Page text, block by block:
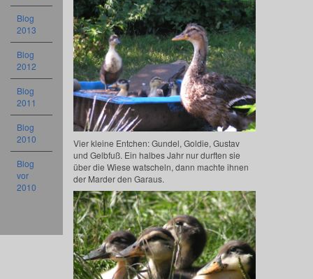
Vier kleine Entchen: Gundel, Goldie, Gustav
und Gelbfuß. Ein halbes Jahr nur durften sie
über die Wiese watscheln, dann machte ihnen
der Marder den Garaus.
Blog
2013
Blog
2012
Blog
2011
Blog
2010
Blog
vor
2010